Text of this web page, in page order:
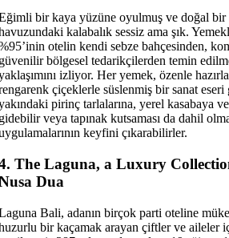
bir kaya yüzüne oyulmuş ve doğal bir
kalabalık sessiz ama şık.
otelin kendi sebze bahçesinden,
bölgesel tedarikçilerden temin
izliyor. Her yemek, özenle
çiçeklerle süslenmiş bir sanat
pirinç tarlalarına, yerel kasabaya
veya tapınak kutsaması da dahil
keyfini çıkarabilirler.
The Laguna, a Luxury
Dua
Bali, adanın birçok parti oteline
bir kaçamak arayan çiftler ve aileler